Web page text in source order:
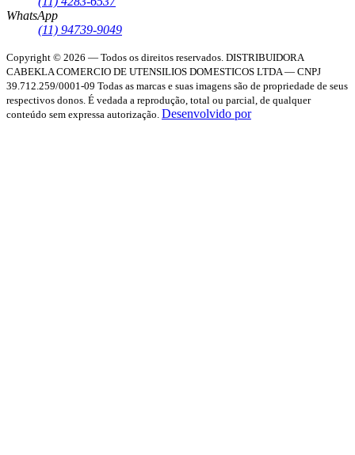
WhatsApp
(11) 94739-9049
Copyright © 2026 — Todos os direitos reservados. DISTRIBUIDORA
CABEKLA COMERCIO DE UTENSILIOS DOMESTICOS LTDA — CNPJ
39.712.259/0001-09 Todas as marcas e suas imagens são de propriedade de seus
respectivos donos. É vedada a reprodução, total ou parcial, de qualquer
conteúdo sem expressa autorização. Desenvolvido por